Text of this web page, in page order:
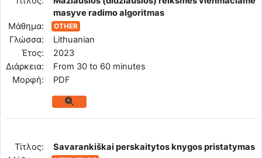
masyve radimo algoritmas
Μάθημα:
OTHER
Γλώσσα:
Lithuanian
Έτος:
2023
Διάρκεια:
From 30 to 60 minutes
Mορφή:
PDF
Tίτλος:
Savarankiškai perskaitytos knygos pristatymas